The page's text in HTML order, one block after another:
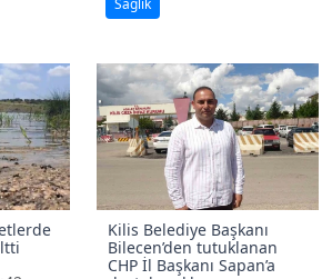
Sağlık
Kilis Belediye Başkanı
Bilecen’den tutuklanan
CHP İl Başkanı Sapan’a